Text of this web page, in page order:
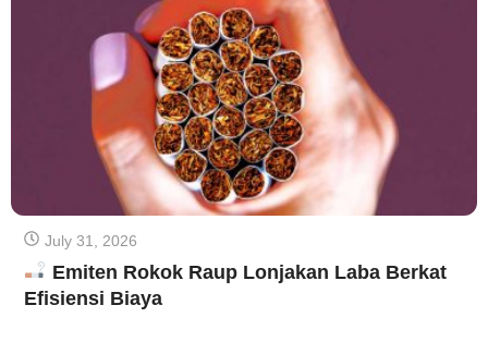
July 31, 2026
Emiten Rokok Raup Lonjakan Laba Berkat
Efisiensi Biaya